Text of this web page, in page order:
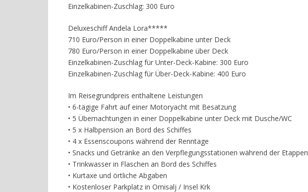
Einzelkabinen-Zuschlag: 300 Euro
Deluxeschiff Andela Lora*****
710 Euro/Person in einer Doppelkabine unter Deck
780 Euro/Person in einer Doppelkabine über Deck
Einzelkabinen-Zuschlag für Unter-Deck-Kabine: 300 Euro
Einzelkabinen-Zuschlag für Über-Deck-Kabine: 400 Euro
Im Reisegrundpreis enthaltene Leistungen
• 6-tägige Fahrt auf einer Motoryacht mit Besatzung
• 5 Übernachtungen in einer Doppelkabine unter Deck mit Dusche/WC
• 5 x Halbpension an Bord des Schiffes
• 4 x Essenscoupons während der Renntage
• Snacks und Getränke an den Verpflegungsstationen während der Etappen
• Trinkwasser in Flaschen an Bord des Schiffes
• Kurtaxe und örtliche Abgaben
• Kostenloser Parkplatz in Omisalj / Insel Krk